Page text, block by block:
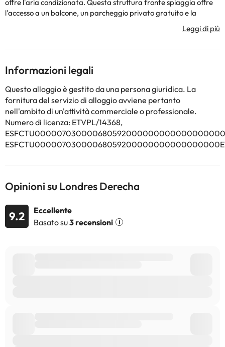
offre l'aria condizionata. Questa struttura fronte spiaggia offre
l'accesso a un balcone, un parcheggio privato gratuito e la
da letto, una TV a schermo piatto, una cucina attrezzata con
vicinanze potrete praticare escursioni a piedi e in bicicletta.
L'APARTMENT LONDRES Nυ1 dista 49 km dall'aeroporto più
vicino, quello di Palma di Maiorca, e fornisce un servizio di navetta
aeroportuale a pagamento.
Alcuni dei servizi indicati potrebbero essere a pagamento. Puoi
consultare le relative tariffe direttamente presso la struttura.
Tutte le informazioni presenti in questa pagina sono soggette a
Informazioni legali
Questo alloggio è gestito da una persona giuridica. La
fornitura del servizio di alloggio avviene pertanto
nell'ambito di un'attività commerciale o professionale.
Numero di licenza: ETVPL/14368,
Opinioni su Londres Derecha
9.2
Eccellente
Basato su3 recensioni